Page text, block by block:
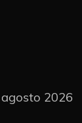
2026